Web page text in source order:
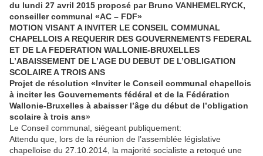
du lundi 27 avril 2015 proposé par Bruno VANHEMELRYCK,
conseiller communal «AC – FDF»
MOTION VISANT A INVITER LE CONSEIL COMMUNAL
CHAPELLOIS A REQUERIR DES GOUVERNEMENTS FEDERAL
ET DE LA FEDERATION WALLONIE-BRUXELLES
L’ABAISSEMENT DE L’AGE DU DEBUT DE L’OBLIGATION
SCOLAIRE A TROIS ANS
Projet de résolution «Inviter le Conseil communal chapellois
à inciter les Gouvernements fédéral et de la Fédération
Wallonie‑Bruxelles à abaisser l’âge du début de l’obligation
scolaire à trois ans»
Le Conseil communal, siégeant publiquement:
Attendu que, lors de la réunion de l’assemblée législative
chapelloise du 27.10.2014, la majorité socialiste a retoqué une